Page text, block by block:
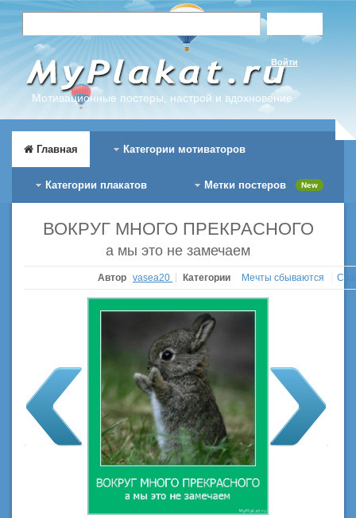
Мотивационные постеры, настрой и вдохновение
Войти
Главная Категории мотиваторов
Категории плакатов Метки постеров New
ВОКРУГ МНОГО ПРЕКРАСНОГО
а мы это не замечаем
Автор vasea20 Категории Мечты сбываются